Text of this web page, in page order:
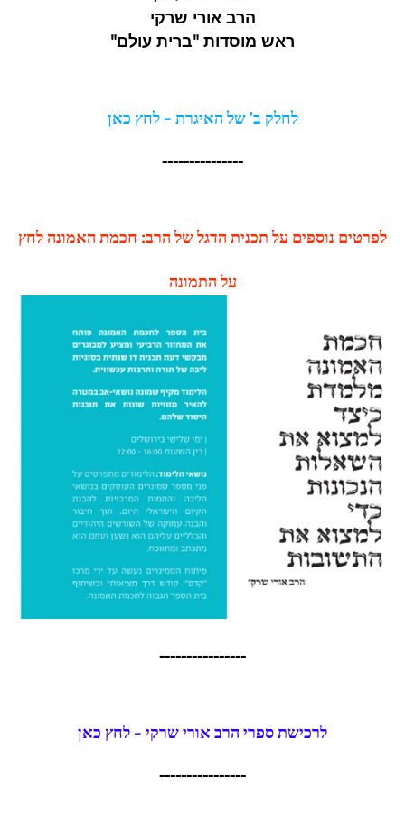
הרב אורי שרקי
ראש מוסדות "ברית עולם"
לחלק ב' של האיגרת - לחץ כאן
---------------
לפרטים נוספים על תכנית הדגל של הרב: חכמת האמונה לחץ
על התמונה
----------------
לרכישת ספרי הרב אורי שרקי - לחץ כאן
----------------